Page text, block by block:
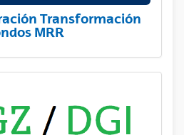
Transformación
MRR